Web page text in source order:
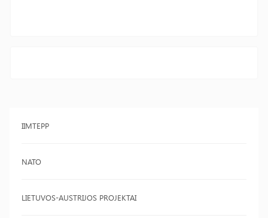
IIMTEPP
NATO
LIETUVOS-AUSTRIJOS PROJEKTAI